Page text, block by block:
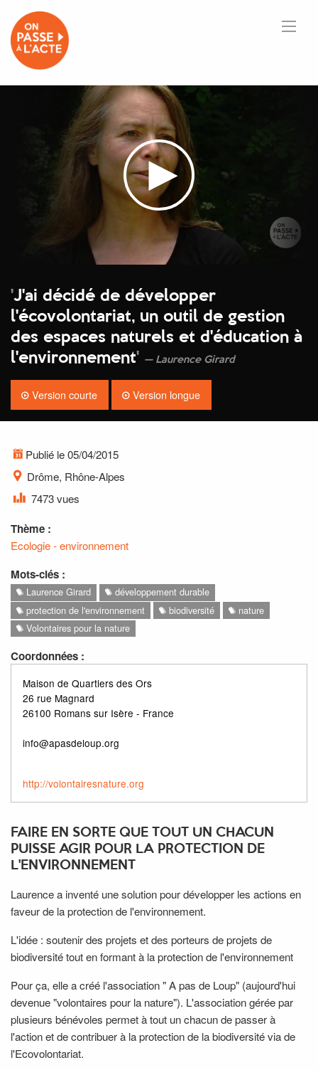
'J'ai décidé de développer
l'écovolontariat, un outil de gestion
des espaces naturels et d'éducation à
l'environnement' Laurence Girard
Version courte Version longue
Publié le 05/04/2015
Drôme, Rhône-Alpes
7473 vues
Thème :
Ecologie - environnement
Mots-clés :
Laurence Girard
développement durable
protection de l'environnement
biodiversité
nature
Volontaires pour la nature
Coordonnées :
Maison de Quartiers des Ors
26 rue Magnard
26100 Romans sur Isère - France
info@apasdeloup.org
http://volontairesnature.org
FAIRE EN SORTE QUE TOUT UN CHACUN
PUISSE AGIR POUR LA PROTECTION DE
L'ENVIRONNEMENT
Laurence a inventé une solution pour développer les actions en
faveur de la protection de l'environnement.
L'idée : soutenir des projets et des porteurs de projets de
biodiversité tout en formant à la protection de l'environnement
Pour ça, elle a créé l'association " A pas de Loup" (aujourd'hui
devenue "volontaires pour la nature"). L'association gérée par
plusieurs bénévoles permet à tout un chacun de passer à
l'action et de contribuer à la protection de la biodiversité via de
l'Ecovolontariat.